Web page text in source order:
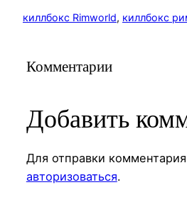
киллбокс Rimworld, киллбокс
Комментарии
Добавить
Для отправки
авторизоваться.